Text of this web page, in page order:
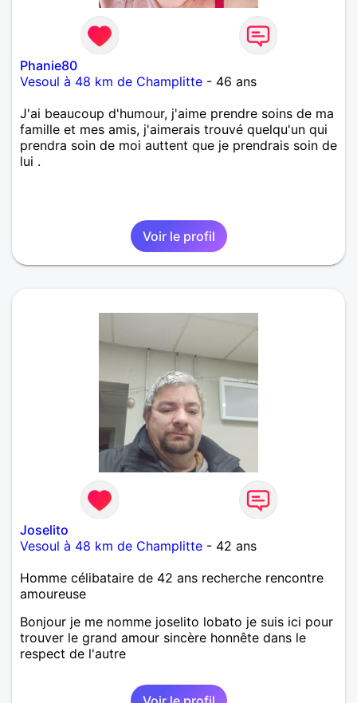
Phanie80
Vesoul à 48 km de Champlitte - 46 ans
J'ai beaucoup d'humour, j'aime prendre soins de ma
famille et mes amis, j'aimerais trouvé quelqu'un qui
prendra soin de moi auttent que je prendrais soin de
lui .
Voir le profil
Joselito
Vesoul à 48 km de Champlitte - 42 ans
Homme célibataire de 42 ans recherche rencontre
amoureuse
Bonjour je me nomme joselito lobato je suis ici pour
trouver le grand amour sincère honnête dans le
respect de l'autre